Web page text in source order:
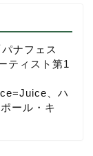
ナフェス
ティスト第1
、ハ
ール・キ